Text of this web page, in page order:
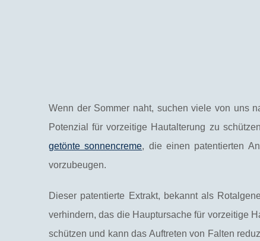
Wenn der Sommer naht, suchen viele von uns
Potenzial für vorzeitige Hautalterung zu
getönte sonnencreme, die einen patentierten
vorzubeugen.
Dieser patentierte Extrakt, bekannt als
verhindern, das die Hauptursache für vorzeitige
schützen und kann das Auftreten von Falten